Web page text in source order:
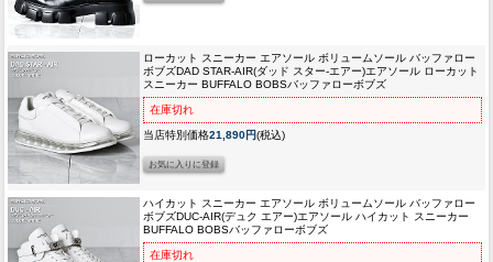
ローカット スニーカー エアソール ボリュームソール バッファロー
ボブズDAD STAR-AIR(ダッド スター-エアー)エアソール ローカット
スニーカー BUFFALO BOBSバッファローボブズ
在庫切れ
当店特別価格21,890円(税込)
ハイカット スニーカー エアソール ボリュームソール バッファロー
ボブズDUC-AIR(デュク エアー)エアソール ハイカット スニーカー
BUFFALO BOBSバッファローボブズ
在庫切れ